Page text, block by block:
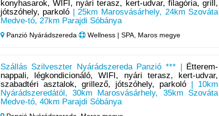
konyhasarok, WIFI, nyári terasz, kert-udvar, filagória, grill,
jótszóhely, parkoló | 25km Marosvásárhely, 24km Szováta
Medve-tó, 27km Parajdi Sóbánya
Panzió Nyárádszereda Wellness | SPA, Maros megye
Szállás Szilveszter Nyárádszereda Panzió *** |
Étterem-
nappali, légkondicionáló, WIFI, nyári terasz, kert-udvar,
szabadtéri asztalok, grillező, jótszóhely, parkoló | 10km
Nyárádszeredától, 30km Marosvásárhely, 35km Szováta
Medve-tó, 40km Parajdi Sóbánya